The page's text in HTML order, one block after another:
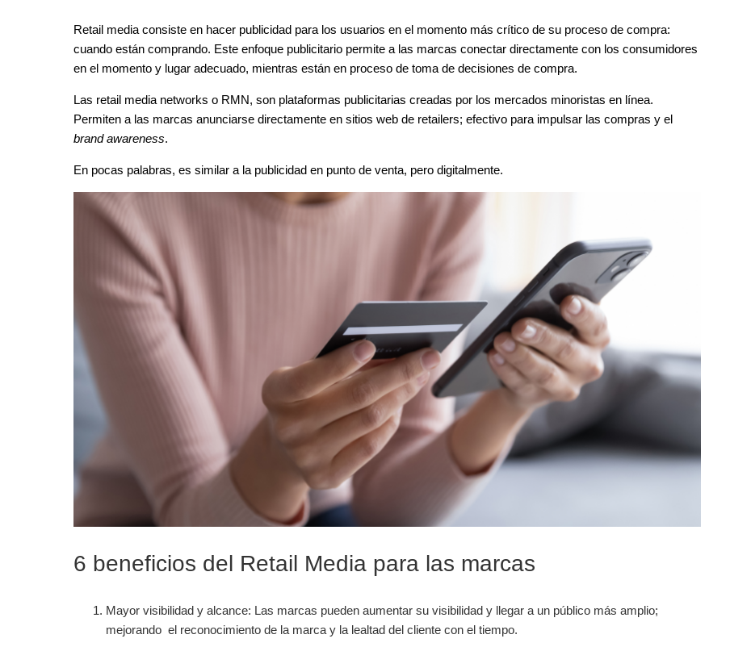
Retail media consiste en hacer publicidad para los usuarios en el momento más crítico de su proceso de compra:
cuando están comprando. Este enfoque publicitario permite a las marcas conectar directamente con los consumidores
en el momento y lugar adecuado, mientras están en proceso de toma de decisiones de compra.
Las retail media networks o RMN, son plataformas publicitarias creadas por los mercados minoristas en línea.
Permiten a las marcas anunciarse directamente en sitios web de retailers; efectivo para impulsar las compras y el
brand awareness.
En pocas palabras, es similar a la publicidad en punto de venta, pero digitalmente.
6 beneficios del Retail Media para las marcas
Mayor visibilidad y alcance: Las marcas pueden aumentar su visibilidad y llegar a un público más amplio;
mejorando el reconocimiento de la marca y la lealtad del cliente con el tiempo.